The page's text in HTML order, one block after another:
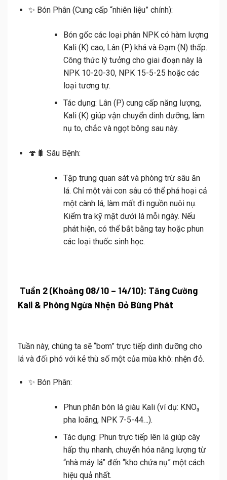
✨ Bón Phân (Cung cấp “nhiên liệu” chính):
Bón gốc các loại phân NPK có hàm lượng
Kali (K) cao, Lân (P) khá và Đạm (N) thấp.
Công thức lý tưởng cho giai đoạn này là
NPK 10-20-30, NPK 15-5-25 hoặc các
loại tương tự.
Tác dụng: Lân (P) cung cấp năng lượng,
Kali (K) giúp vận chuyển dinh dưỡng, làm
nụ to, chắc và ngọt bông sau này.
🍄🐛 Sâu Bệnh:
Tập trung quan sát và phòng trừ sâu ăn
lá. Chỉ một vài con sâu có thể phá hoại cả
một cành lá, làm mất đi nguồn nuôi nụ.
Kiểm tra kỹ mặt dưới lá mỗi ngày. Nếu
phát hiện, có thể bắt bằng tay hoặc phun
các loại thuốc sinh học.
Tuần 2 (Khoảng 08/10 – 14/10): Tăng Cường
Kali & Phòng Ngừa Nhện Đỏ Bùng Phát
Tuần này, chúng ta sẽ “bơm” trực tiếp dinh dưỡng cho
lá và đối phó với kẻ thù số một của mùa khô: nhện đỏ.
✨ Bón Phân:
Phun phân bón lá giàu Kali(ví dụ: KNO₃
pha loãng, NPK 7-5-44…).
Tác dụng: Phun trực tiếp lên lá giúp cây
hấp thụ nhanh, chuyển hóa năng lượng từ
“nhà máy lá” đến “kho chứa nụ” một cách
hiệu quả nhất.